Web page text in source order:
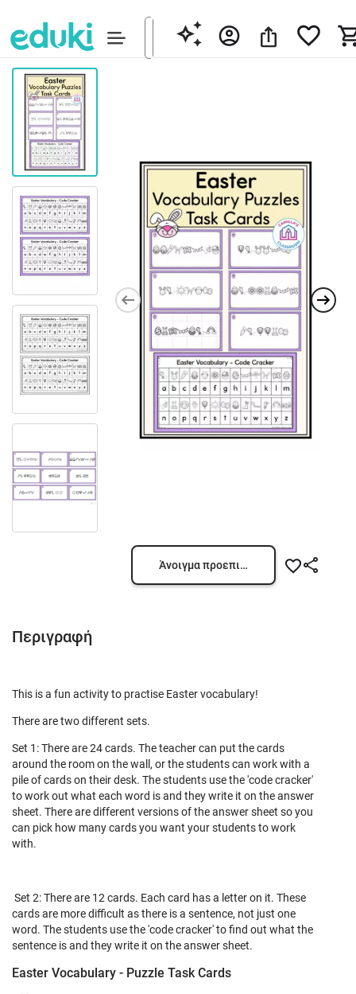
Άνοιγμα προεπισκόπησης
Περιγραφή
This is a fun activity to practise Easter vocabulary!
There are two different sets.
Set 1: There are 24 cards. The teacher can put the cards
around the room on the wall, or the students can work with a
pile of cards on their desk. The students use the 'code cracker'
to work out what each word is and they write it on the answer
sheet. There are different versions of the answer sheet so you
can pick how many cards you want your students to work
with.
Set 2: There are 12 cards. Each card has a letter on it. These
cards are more difficult as there is a sentence, not just one
word. The students use the 'code cracker' to find out what the
sentence is and they write it on the answer sheet.
Easter Vocabulary - Puzzle Task Cards